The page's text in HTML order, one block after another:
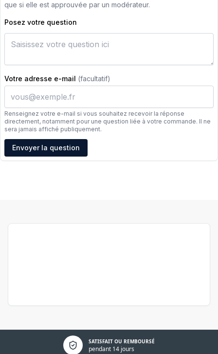
que si elle est approuvée par un modérateur.
Posez votre question
Votre adresse e-mail (facultatif)
Renseignez votre e-mail si vous souhaitez recevoir la réponse
directement, notamment pour une question liée à votre commande. Il ne
sera jamais affiché publiquement.
Adresse e-mail
Envoyer la question
SATISFAIT OU REMBOURSÉ
pendant 14 jours
Politique de confidentialité